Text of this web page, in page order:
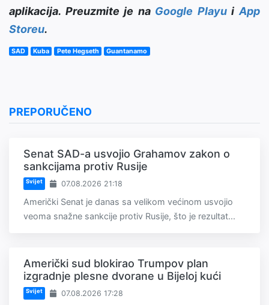
aplikacija. Preuzmite je na Google PlayuiApp
Storeu.
SAD Kuba Pete Hegseth Guantanamo
PREPORUČENO
Senat SAD-a usvojio Grahamov zakon o
sankcijama protiv Rusije
Svijet 07.08.2026 21:18
Američki Senat je danas sa velikom većinom usvojio
veoma snažne sankcije protiv Rusije, što je rezultat...
Američki sud blokirao Trumpov plan
izgradnje plesne dvorane u Bijeloj kući
Svijet 07.08.2026 17:28